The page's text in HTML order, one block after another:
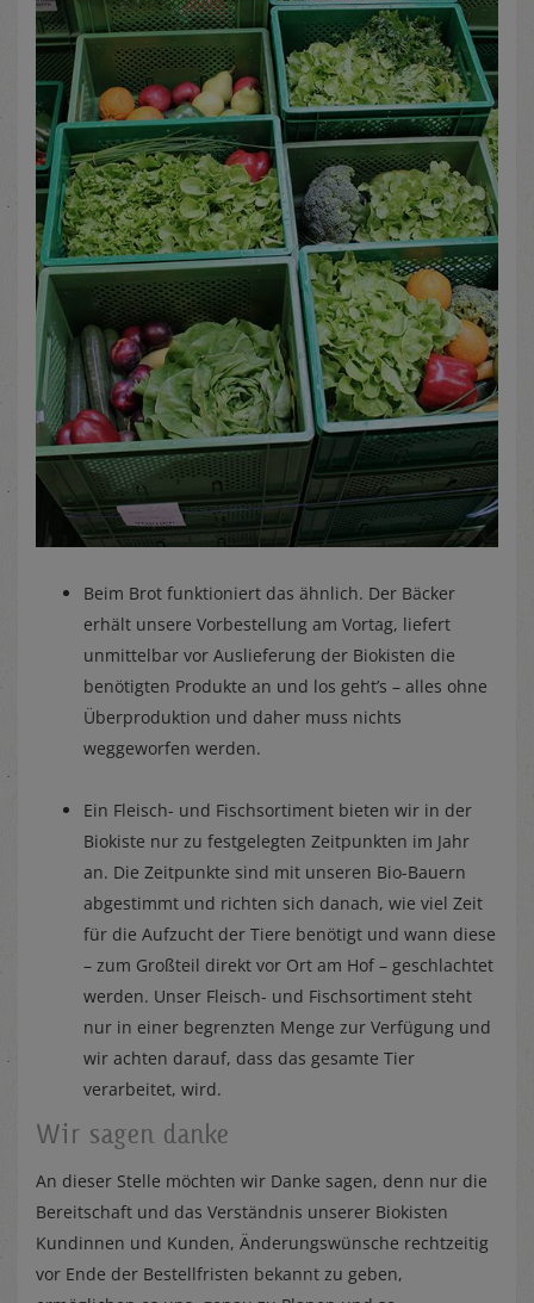
Beim Brot funktioniert das ähnlich. Der Bäcker
erhält unsere Vorbestellung am Vortag, liefert
unmittelbar vor Auslieferung der Biokisten die
benötigten Produkte an und los geht’s – alles ohne
Überproduktion und daher muss nichts
weggeworfen werden.
Ein Fleisch- und Fischsortiment bieten wir in der
Biokiste nur zu festgelegten Zeitpunkten im Jahr
an. Die Zeitpunkte sind mit unseren Bio-Bauern
abgestimmt und richten sich danach, wie viel Zeit
für die Aufzucht der Tiere benötigt und wann diese
– zum Großteil direkt vor Ort am Hof – geschlachtet
werden. Unser Fleisch- und Fischsortiment steht
nur in einer begrenzten Menge zur Verfügung und
wir achten darauf, dass das gesamte Tier
verarbeitet, wird.
Wir sagen danke
An dieser Stelle möchten wir Danke sagen, denn nur die
Bereitschaft und das Verständnis unserer Biokisten
Kundinnen und Kunden, Änderungswünsche rechtzeitig
vor Ende der Bestellfristen bekannt zu geben,